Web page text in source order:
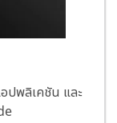
ปพลิเคชัน และ